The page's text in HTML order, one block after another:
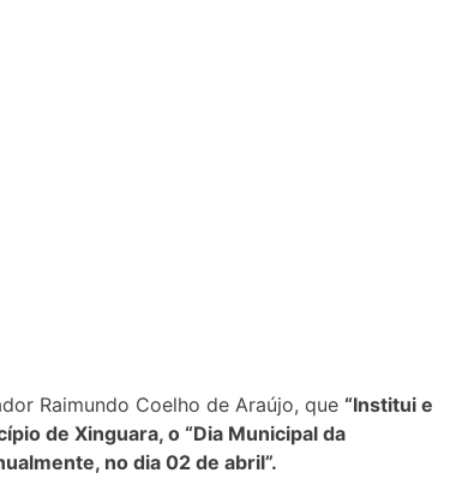
Raimundo Coelho de Araújo, que “Institui e
de Xinguara, o “Dia Municipal da
no dia 02 de abril”.